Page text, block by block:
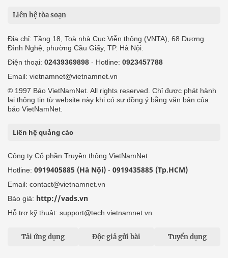
Liên hệ tòa soạn
Địa chỉ: Tầng 18, Toà nhà Cục Viễn thông (VNTA), 68 Dương
Đình Nghệ, phường Cầu Giấy, TP. Hà Nội.
Điện thoại: 02439369898 - Hotline: 0923457788
Email: vietnamnet@vietnamnet.vn
© 1997 Báo VietNamNet. All rights reserved. Chỉ được phát hành
lại thông tin từ website này khi có sự đồng ý bằng văn bản của
báo VietNamNet.
Liên hệ quảng cáo
Công ty Cổ phần Truyền thông VietNamNet
Hotline: 0919405885 (Hà Nội) - 0919435885 (Tp.HCM)
Email: contact@vietnamnet.vn
Báo giá: http://vads.vn
Hỗ trợ kỹ thuật: support@tech.vietnamnet.vn
Tải ứng dụng Độc giả gửi bài Tuyển dụng